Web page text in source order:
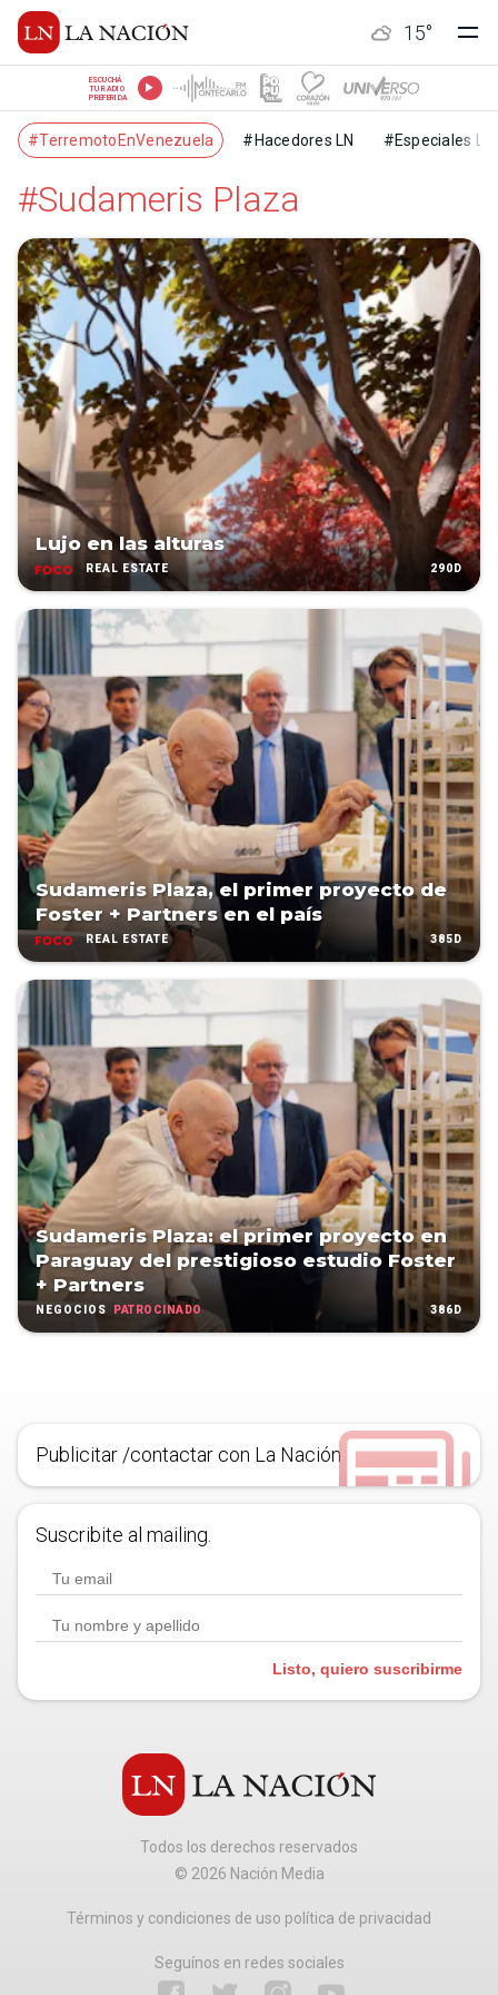
15°
ESCUCHÁ
TU RADIO
PREFERIDA
#TerremotoEnVenezuela #Hacedores LN #Especiales LN
#Sudameris Plaza
Lujo en las alturas
REAL ESTATE 290D
Sudameris Plaza, el primer proyecto de
Foster + Partners en el país
REAL ESTATE 385D
Sudameris Plaza: el primer proyecto en
Paraguay del prestigioso estudio Foster
+ Partners
NEGOCIOS PATROCINADO 386D
Publicitar /contactar con La Nación
Suscribite al mailing.
Listo, quiero suscribirme
Todos los derechos reservados
© 2026 Nación Media
Términos y condiciones de uso política de privacidad
Seguínos en redes sociales